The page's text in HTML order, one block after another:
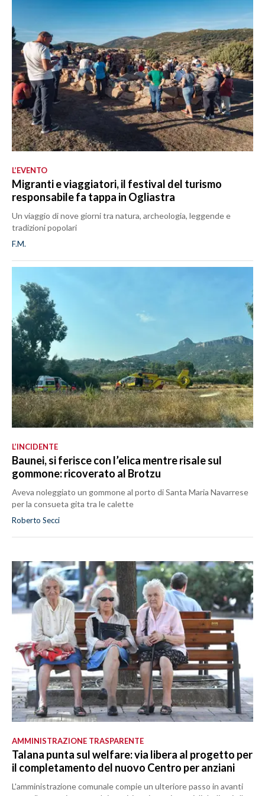
L’EVENTO
Migranti e viaggiatori, il festival del turismo
responsabile fa tappa in Ogliastra
Un viaggio di nove giorni tra natura, archeologia, leggende e
tradizioni popolari
F.M.
L’INCIDENTE
Baunei, si ferisce con l’elica mentre risale sul
gommone: ricoverato al Brotzu
Aveva noleggiato un gommone al porto di Santa Maria Navarrese
per la consueta gita tra le calette
Roberto Secci
AMMINISTRAZIONE TRASPARENTE
Talana punta sul welfare: via libera al progetto per
il completamento del nuovo Centro per anziani
L'amministrazione comunale compie un ulteriore passo in avanti